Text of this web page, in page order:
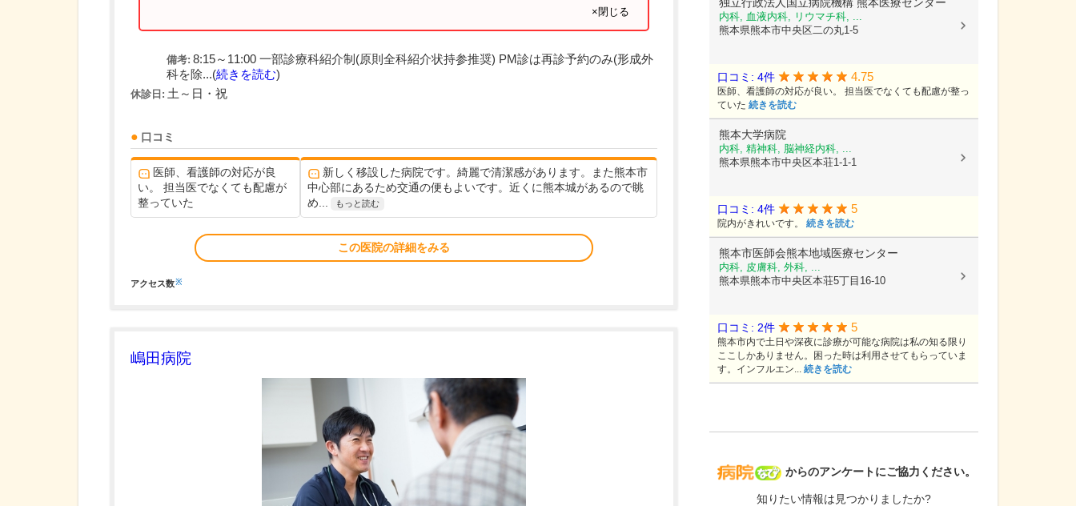
×閉じる
備考: 8:15～11:00 一部診療科紹介制(原則全科紹介状持参推奨) PM診は再診予約のみ(形成外
科を除...(続きを読む)
休診日: 土～日・祝
口コミ
医師、看護師の対応が良
い。 担当医でなくても配慮が
整っていた
新しく移設した病院です。綺麗で清潔感があります。また熊本市
中心部にあるため交通の便もよいです。近くに熊本城があるので眺
め...
もっと読む
この医院の詳細をみる
アクセス数※
嶋田病院
病院なび
からのアンケートにご協力ください。
知りたい情報は見つかりましたか?
内科, 血液内科, リウマチ科, ...
熊本県熊本市中央区二の丸1-5
口コミ: 4件 4.75
医師、看護師の対応が良い。 担当医でなくても配慮が整っ
ていた 続きを読む
熊本大学病院
内科, 精神科, 脳神経内科, ...
熊本県熊本市中央区本荘1-1-1
口コミ: 4件 5
院内がきれいです。 続きを読む
熊本市医師会熊本地域医療センター
内科, 皮膚科, 外科, ...
熊本県熊本市中央区本荘5丁目16-10
口コミ: 2件 5
熊本市内で土日や深夜に診療が可能な病院は私の知る限り
ここしかありません。困った時は利用させてもらっていま
す。インフルエン... 続きを読む